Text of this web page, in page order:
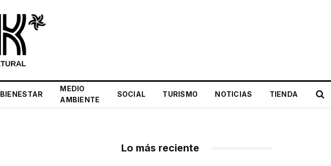
BIENESTAR
MEDIO
AMBIENTE
SOCIAL TURISMO NOTICIAS TIENDA
Lo más reciente